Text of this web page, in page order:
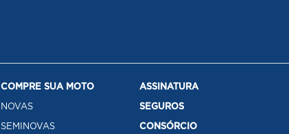
COMPRE SUA MOTO
NOVAS
SEMINOVAS
ASSINATURA
SEGUROS
CONSÓRCIO